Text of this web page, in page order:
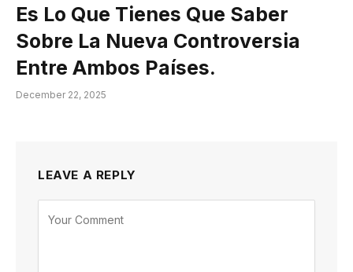
Es Lo Que Tienes Que Saber
Sobre La Nueva Controversia
Entre Ambos Países.
December 22, 2025
LEAVE A REPLY